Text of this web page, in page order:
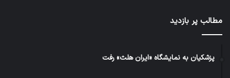
مطالب پر بازدید
پزشکیان به نمایشگاه «ایران هلث» رفت